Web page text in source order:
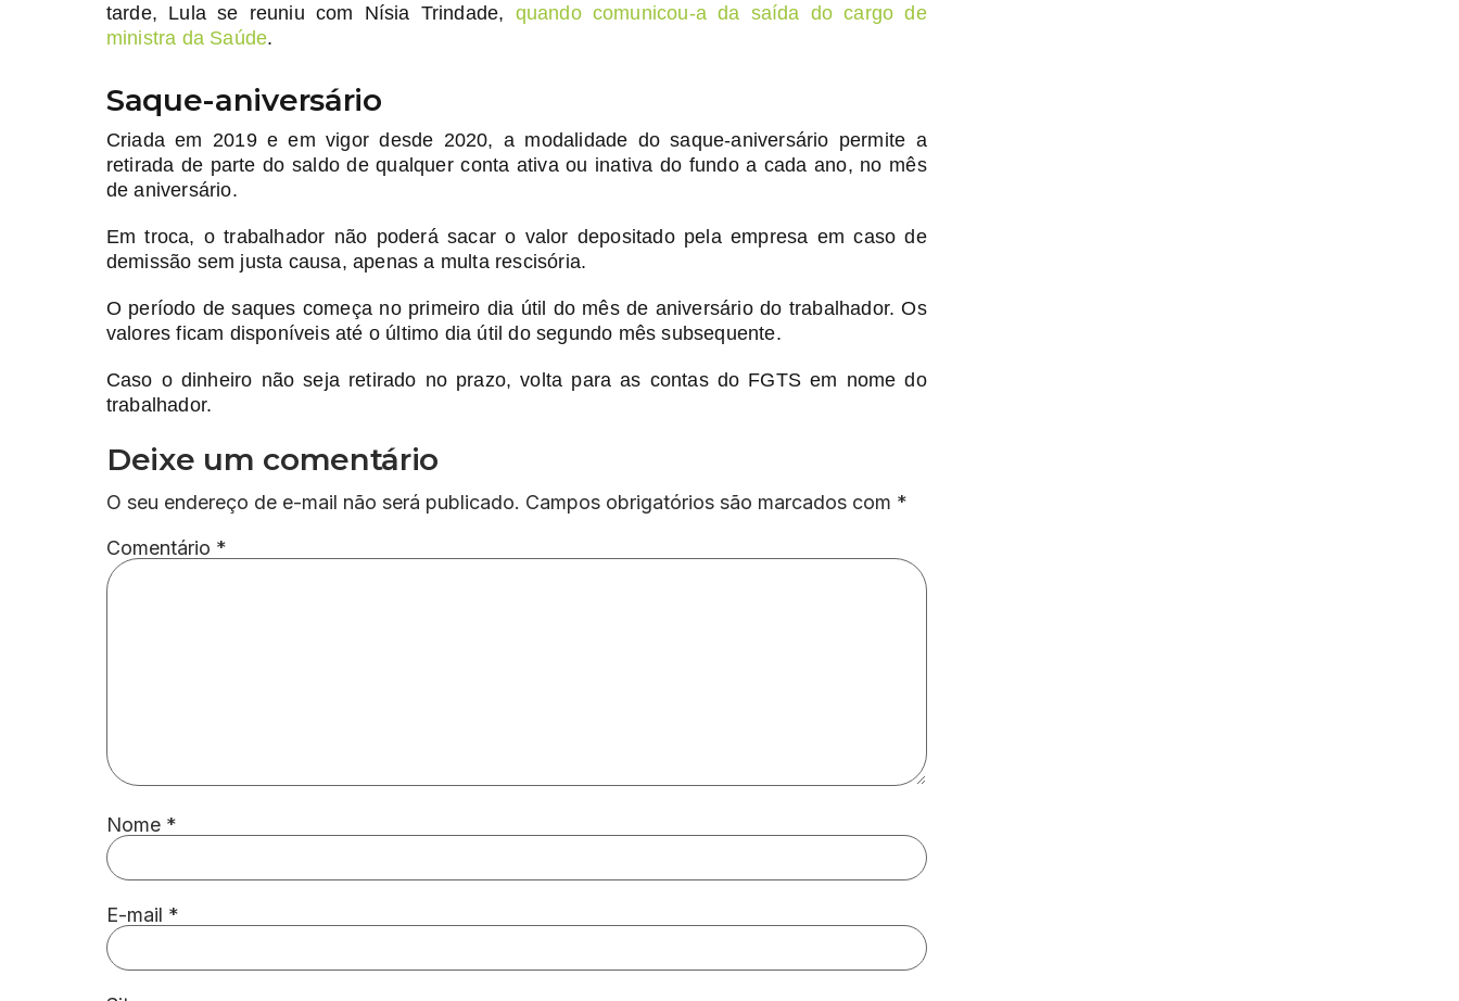
tarde, Lula se reuniu com Nísia Trindade, quando comunicou-a da saída do cargo de
ministra da Saúde.
Saque-aniversário
Criada em 2019 e em vigor desde 2020, a modalidade do saque-aniversário permite a
retirada de parte do saldo de qualquer conta ativa ou inativa do fundo a cada ano, no mês
de aniversário.
Em troca, o trabalhador não poderá sacar o valor depositado pela empresa em caso de
demissão sem justa causa, apenas a multa rescisória.
O período de saques começa no primeiro dia útil do mês de aniversário do trabalhador. Os
valores ficam disponíveis até o último dia útil do segundo mês subsequente.
Caso o dinheiro não seja retirado no prazo, volta para as contas do FGTS em nome do
trabalhador.
Deixe um comentário
O seu endereço de e-mail não será publicado. Campos obrigatórios são marcados com *
Comentário *
Nome *
E-mail *